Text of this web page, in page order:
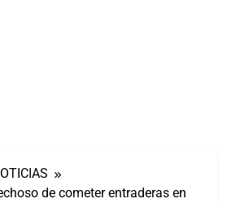
de cometer entraderas en